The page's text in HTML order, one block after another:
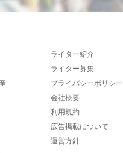
ライター紹介
ライター募集
プライバシーポリシー
会社概要
利用規約
広告掲載について
運営方針